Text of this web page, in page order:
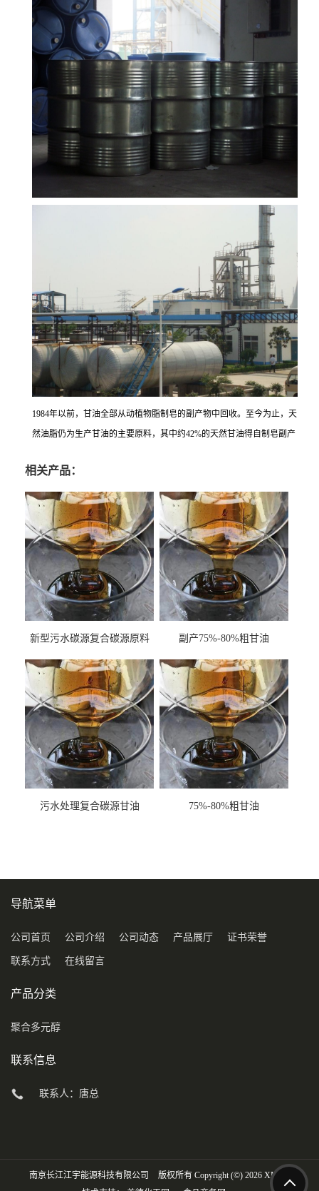
1984年以前，甘油全部从动植物脂制皂的副产物中回收。至今为止，天
然油脂仍为生产甘油的主要原料，其中约42%的天然甘油得自制皂副产
相关产品：
新型污水碳源复合碳源原料
副产75%-80%粗甘油
污水处理复合碳源甘油
75%-80%粗甘油
导航菜单
公司首页 公司介绍 公司动态 产品展厅 证书荣誉
联系方式 在线留言
产品分类
聚合多元醇
联系信息
联系人：唐总
南京长江江宇能源科技有限公司 版权所有 Copyright (©) 2026 XML